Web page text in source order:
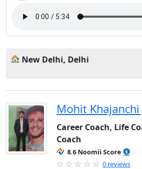
New Delhi, Delhi
Mohit Khajanchi
Career Coach, Life
Coach
8.6 Noomii Score
0 reviews